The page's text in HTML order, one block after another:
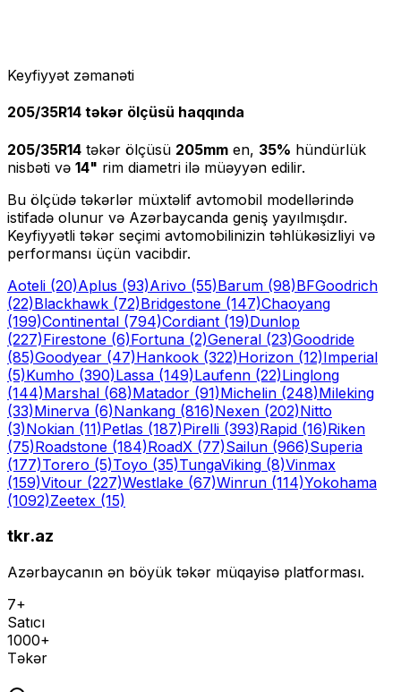
Keyfiyyət zəmanəti
205/35R14 təkər ölçüsü haqqında
205/35R14 təkər ölçüsü 205mm en, 35% hündürlük
nisbəti və 14" rim diametri ilə müəyyən edilir.
Bu ölçüdə təkərlər müxtəlif avtomobil modellərində
istifadə olunur və Azərbaycanda geniş yayılmışdır.
Keyfiyyətli təkər seçimi avtomobilinizin təhlükəsizliyi və
performansı üçün vacibdir.
Aoteli (20)Aplus (93)Arivo (55)Barum (98)BFGoodrich
(22)Blackhawk (72)Bridgestone (147)Chaoyang
(199)Continental (794)Cordiant (19)Dunlop
(227)Firestone (6)Fortuna (2)General (23)Goodride
(85)Goodyear (47)Hankook (322)Horizon (12)Imperial
(5)Kumho (390)Lassa (149)Laufenn (22)Linglong
(144)Marshal (68)Matador (91)Michelin (248)Mileking
(33)Minerva (6)Nankang (816)Nexen (202)Nitto
(3)Nokian (11)Petlas (187)Pirelli (393)Rapid (16)Riken
(75)Roadstone (184)RoadX (77)Sailun (966)Superia
(177)Torero (5)Toyo (35)TungaViking (8)Vinmax
(159)Vitour (227)Westlake (67)Winrun (114)Yokohama
(1092)Zeetex (15)
tkr.az
Azərbaycanın ən böyük təkər müqayisə platforması.
7+
Satıcı
1000+
Təkər